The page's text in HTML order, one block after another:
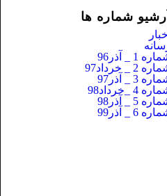
آرشیو شماره ها
اخبار
1 _ آذر96
2 _ خرداد97
3 _ آذر97
4 _خرداد98
5 _ آذر98
6 _ آذر99